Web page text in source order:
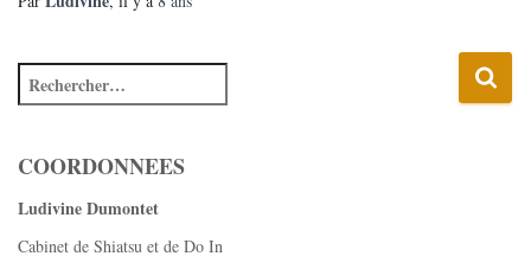
COORDONNEES
Ludivine Dumontet
Cabinet de Shiatsu et de Do In